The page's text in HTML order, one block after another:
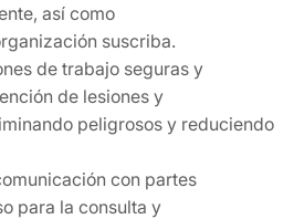
así como
suscriba.
de trabajo seguras y
de lesiones y
peligrosos y reduciendo
con partes
para la consulta y